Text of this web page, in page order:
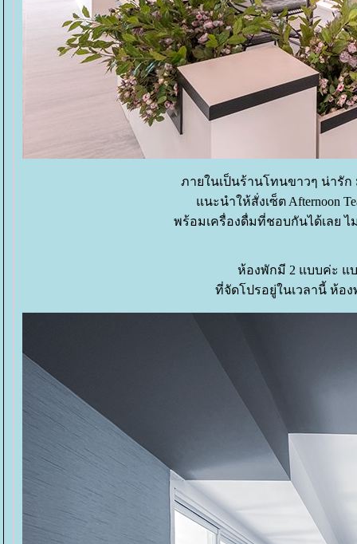
ภายในเป็นร้านโทนขาวๆ น่ารัก
นะนำให้สั่งเซ็ต Afternoon
พร้อมเครื่องดื่มที่ชอบกันได้เลย
ห้องพักมี 2 แบบค่ะ แบ
ที่จัดโปรอยู่ในเวลานี้ ห้